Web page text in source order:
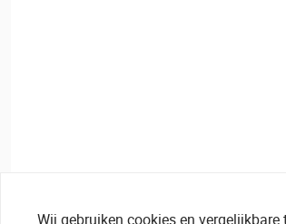
Wij gebruiken cookies en